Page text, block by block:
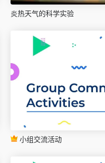
炎热天气的科学实验
小组交流活动